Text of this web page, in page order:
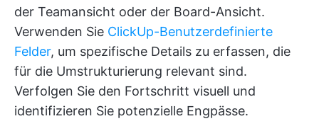
der Teamansicht oder der Board-Ansicht.
Verwenden Sie ClickUp-Benutzerdefinierte
Felder, um spezifische Details zu erfassen, die
für die Umstrukturierung relevant sind.
Verfolgen Sie den Fortschritt visuell und
identifizieren Sie potenzielle Engpässe.